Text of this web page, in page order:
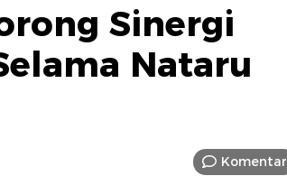
Sinergi
Nataru
Komentar